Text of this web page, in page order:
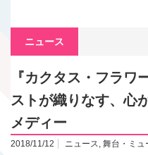
ニュース
『カクタス・フラワ
ストが織りなす、心
メディー
2018/11/12 ニュース, 舞台・ミュ